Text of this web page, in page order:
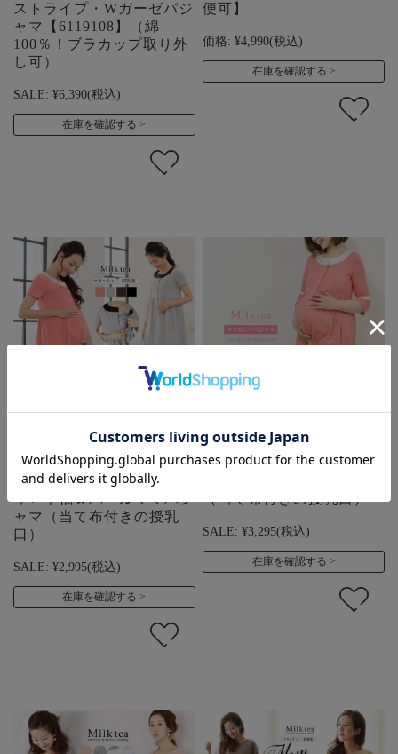
ストライプ・Wガーゼパジ
ャマ【6119108】（綿
100％！ブラカップ取り外
し可）
SALE: ¥6,390(税込)
在庫を確認する
便可】
価格: ¥4,990(税込)
在庫を確認する
【SALE50％OFF】 【13時
までのご注文で即日発送対
象】 ＜授乳服・マタニテ
ィ＞半袖★パールママパジ
ャマ（当て布付きの授乳
口）
SALE: ¥2,995(税込)
在庫を確認する
【SALE50％OFF】＜授乳
服・マタニティ＞新色追
（当て布付きの授乳口）
SALE: ¥3,295(税込)
在庫を確認する